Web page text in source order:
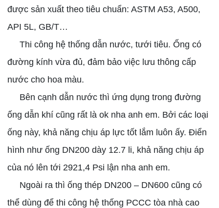
được sản xuất theo tiêu chuẩn: ASTM A53, A500,
API 5L, GB/T…
Thi công hệ thống dẫn nước, tưới tiêu. Ống có
đường kính vừa đủ, đảm bảo việc lưu thông cấp
nước cho hoa màu.
Bên cạnh dẫn nước thì ứng dụng trong đường
ống dẫn khí cũng rất là ok nha anh em. Bởi các loại
ống này, khả năng chịu áp lực tốt lắm luôn ấy. Điển
hình như ống DN200 dày 12.7 li, khả năng chịu áp
của nó lên tới 2921,4 Psi lận nha anh em.
Ngoài ra thì ống thép DN200 – DN600 cũng có
thể dùng để thi công hệ thống PCCC tòa nhà cao